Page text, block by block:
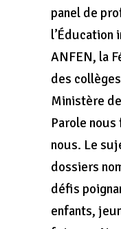
panel de
l’Éducation
ANFEN, la
des
Ministère
Parole
nous. Le
dossiers
défis
enfants,